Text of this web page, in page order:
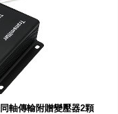
軸傳輸附贈變壓器2顆